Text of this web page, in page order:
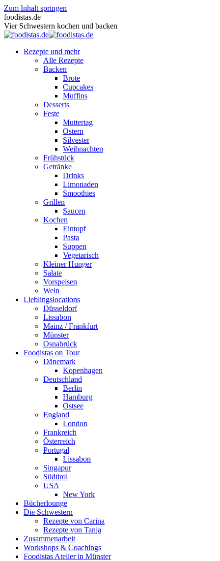
Zum Inhalt springen
foodistas.de
Vier Schwestern kochen und backen
Rezepte und mehr
Alle Rezepte
Backen
Brote
Cupcakes
Muffins
Desserts
Feste
Muttertag
Ostern
Silvester
Weihnachten
Frühstück
Getränke
Drinks
Limonaden
Smoothies
Grillen
Saucen
Kochen
Eintopf
Pasta
Suppen
Vegetarisch
Kleiner Hunger
Salate
Vorspeisen
Wein
Lieblingslocations
Düsseldorf
Lissabon
Mainz / Frankfurt
Münster
Osnabrück
Foodistas on Tour
Dänemark
Kopenhagen
Deutschland
Berlin
Hamburg
Ostsee
England
London
Frankreich
Österreich
Portugal
Lissabon
Singapur
Südtirol
USA
New York
Bücherlounge
Die Schwestern
Rezepte von Carina
Rezepte von Tanja
Zusammenarbeit
Workshops & Coachings
Foodistas Atelier in Münster